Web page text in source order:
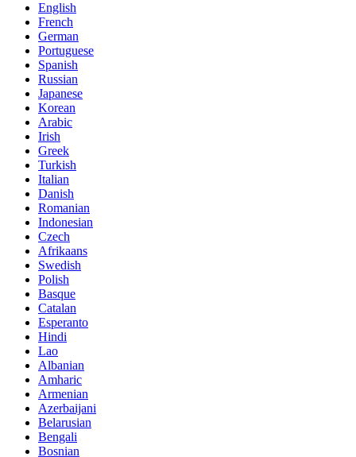
English
French
German
Portuguese
Spanish
Russian
Japanese
Korean
Arabic
Irish
Greek
Turkish
Italian
Danish
Romanian
Indonesian
Czech
Afrikaans
Swedish
Polish
Basque
Catalan
Esperanto
Hindi
Lao
Albanian
Amharic
Armenian
Azerbaijani
Belarusian
Bengali
Bosnian